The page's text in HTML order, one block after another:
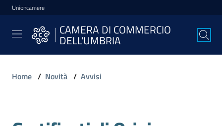
Vai al contenuto
Vai alla navigazione
Vai al footer
Unioncamere
CAMERA DI COMMERCIO
DELL'UMBRIA
CAMERA DI
COMMERCIO
DELL'UMBRIA
Home / Novità / Avvisi
Salta al contenuto